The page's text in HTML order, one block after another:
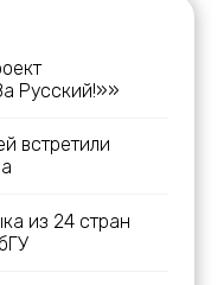
Русский!»»
встретили
из 24 стран